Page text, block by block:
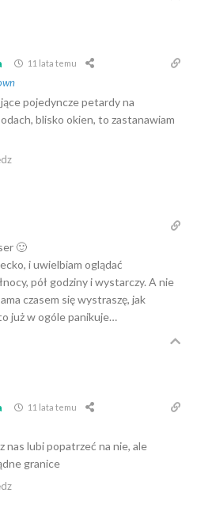
11 lata temu
pojedyncze petardy na
blisko okien, to zastanawiam
🙂
i uwielbiam oglądać
pół godziny i wystarczy. A nie
czasem się wystraszę, jak
już w ogóle panikuje…
11 lata temu
nas lubi popatrzeć na nie, ale
granice